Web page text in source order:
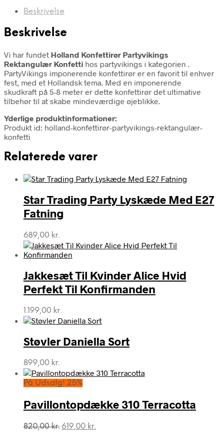
Beskrivelse
Beskrivelse
Vi har fundet Holland Konfettirør Partyvikings
Rektangulær Konfetti hos partyvikings i kategorien .
PartyVikings imponerende konfettirør er en favorit til enhver
fest, med et Hollandsk tema. Med en imponerende
skudkraft på 5-8 meter er dette konfettirør det ultimative
tilbehør til at skabe mindeværdige øjeblikke.
Yderlige produktinformationer:
Produkt id: holland-konfettirør-partyvikings-rektangulær-
konfetti
Relaterede varer
Star Trading Party Lyskæde Med E27
Fatning
689,00 kr.
Jakkesæt Til Kvinder Alice Hvid
Perfekt Til Konfirmanden
1.199,00 kr.
Støvler Daniella Sort
899,00 kr.
På Udsalg! 25%
Pavillontopdække 310 Terracotta
820,00kr. Den
619,00 kr.